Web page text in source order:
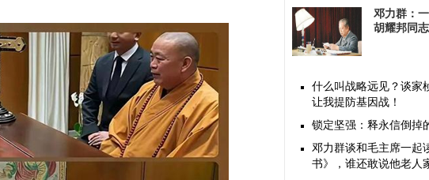
邓力群：
胡耀邦同
什么叫战略远见？谈家
让我提防基因战！
锁定坚强：释永信倒掉
邓力群谈和毛主席一起
书》，谁还敢说他老人